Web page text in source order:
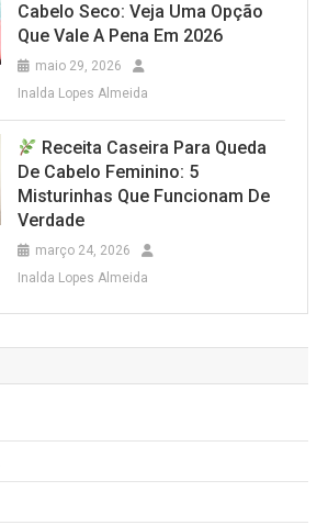
Cabelo Seco: Veja Uma Opção
Que Vale A Pena Em 2026
maio 29, 2026
Inalda Lopes Almeida
Receita Caseira Para Queda
De Cabelo Feminino: 5
Misturinhas Que Funcionam De
Verdade
março 24, 2026
Inalda Lopes Almeida